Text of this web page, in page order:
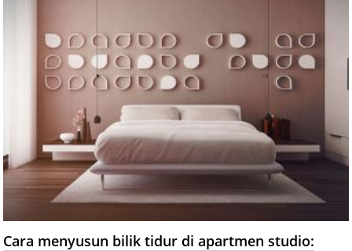
Cara menyusun bilik tidur di apartmen studio: